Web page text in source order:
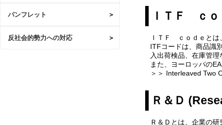
パンフレット
反社会的勢力への対応
ＩＴＦ ｃｏ
ＩＴＦ ｃｏｄｅとは
ITFコードは、商品識
入出荷検品、在庫管
また、ヨーロッパの
＞＞ Interleaved Two
Ｒ＆Ｄ
Ｒ＆Ｄとは、企業の